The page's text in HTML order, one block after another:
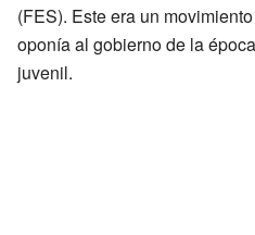
(FES). Este era un
oponía al gobierno de la
juvenil.